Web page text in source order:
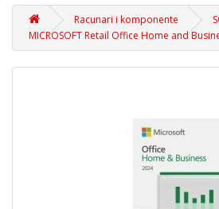
Racunari i komponente
MICROSOFT Retail Office Home and